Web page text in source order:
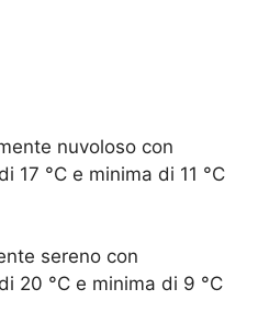
nuvoloso con
17 °C e minima di 11 °C
sereno con
20 °C e minima di 9 °C